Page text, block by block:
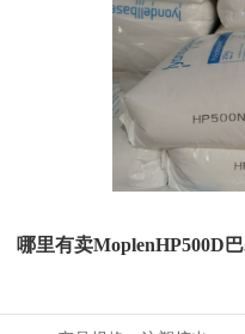
哪里有卖MoplenHP500D